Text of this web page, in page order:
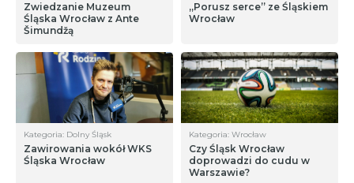
Zwiedzanie Muzeum
Śląska Wrocław z Ante
Šimundžą
„Porusz serce” ze Śląskiem
Wrocław
Kategoria: Dolny Śląsk
Zawirowania wokół WKS
Śląska Wrocław
Kategoria: Wrocław
Czy Śląsk Wrocław
doprowadzi do cudu w
Warszawie?